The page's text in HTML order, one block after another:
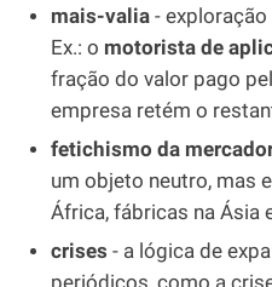
mais-valia -
Ex.: o motorista de
fração do valor pago
empresa retém o
fetichismo da
um objeto neutro, mas
África, fábricas na Ásia
crises - a lógica de
periódicos, como a